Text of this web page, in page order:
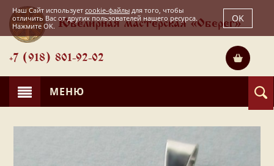
Ювелирная мастерская «Оберег»
+7 (918) 801-92-02
МЕНЮ
Наш Сайт использует cookie-файлы для того, чтобы
отличить Вас от других пользователей нашего ресурса.
Нажмите OK.
OK